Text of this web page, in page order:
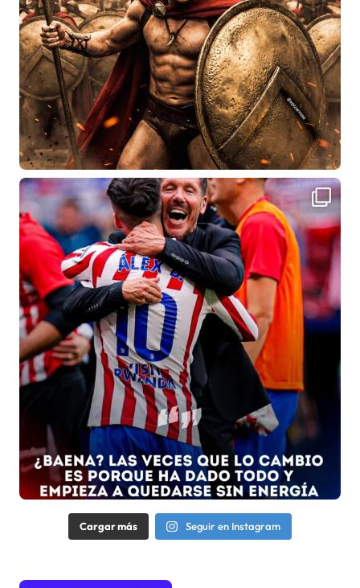
Cargar más Seguir en Instagram